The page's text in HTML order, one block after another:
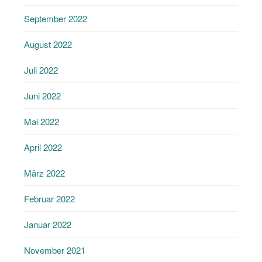
September 2022
August 2022
Juli 2022
Juni 2022
Mai 2022
April 2022
März 2022
Februar 2022
Januar 2022
November 2021